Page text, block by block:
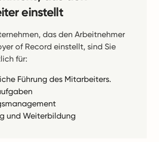
einstellt
das den Arbeitnehmer
of Record einstellt, sind Sie
für:
Führung des Mitarbeiters.
und Weiterbildung